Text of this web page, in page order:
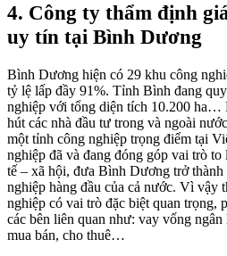
4. Công ty thẩm định
uy tín tại Bình Dương
Bình Dương hiện có 29 khu công
tỷ lệ lấp đầy 91%. Tỉnh Bình đang
nghiệp với tổng diện tích 10.200 ha…
hút các nhà đầu tư trong và ngoài
một tỉnh công nghiệp trọng điểm tại
nghiệp đã và đang đóng góp vai trò
tế – xã hội, đưa Bình Dương trở
nghiệp hàng đầu của cả nước. Vì vậy
nghiệp có vai trò đặc biệt quan trọng,
các bên liên quan như: vay vống
mua bán, cho thuê…